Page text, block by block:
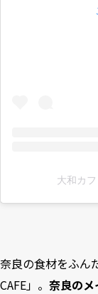
大和カ
奈良の食材をふん
CAFE」。 奈良の